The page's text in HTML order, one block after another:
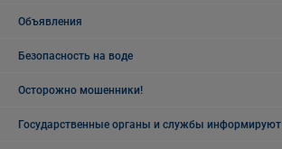
Объявления
Безопасность на воде
Осторожно мошенники!
Государственные органы и службы информируют